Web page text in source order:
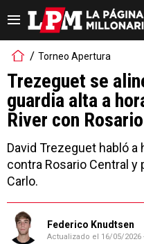
Torneo Apertura
Trezeguet se
guardia alta a
River con
David Trezeguet habló
contra Rosario Central y
Carlo.
Federico Knudtsen
Actualizado el 16/05/2026